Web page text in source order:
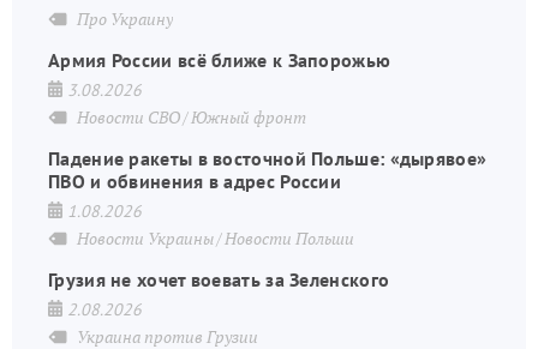
Про Украину
Армия России всё ближе к Запорожью
3.08.2026
Новости СВО Южный фронт
Падение ракеты в восточной Польше: «дырявое»
ПВО и обвинения в адрес России
1.08.2026
Новости Украины Новости Польши
Грузия не хочет воевать за Зеленского
2.08.2026
Украина против Грузии